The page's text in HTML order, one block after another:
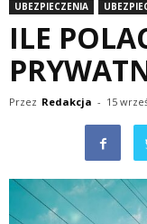
UBEZPIECZENIA
ILE
Przez Redakcja - 15